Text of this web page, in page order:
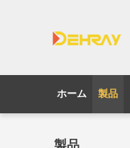
ホーム 製品
製品